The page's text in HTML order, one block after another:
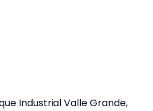
Industrial Valle Grande,